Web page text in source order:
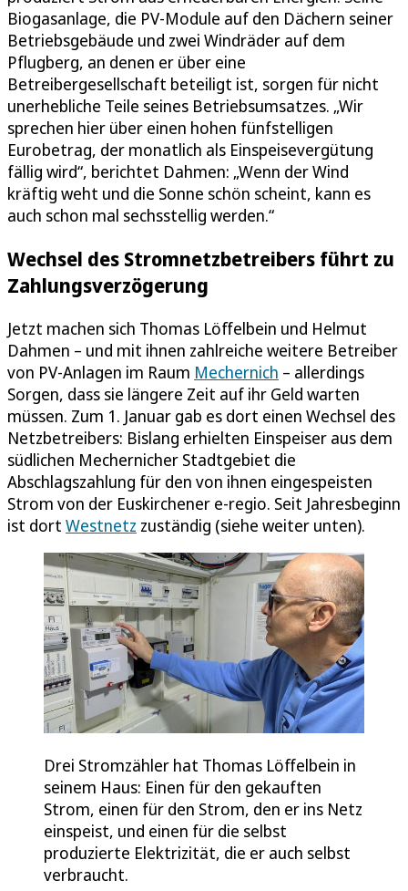
Biogasanlage, die PV-Module auf den Dächern seiner
Betriebsgebäude und zwei Windräder auf dem
Pflugberg, an denen er über eine
Betreibergesellschaft beteiligt ist, sorgen für nicht
unerhebliche Teile seines Betriebsumsatzes. „Wir
sprechen hier über einen hohen fünfstelligen
Eurobetrag, der monatlich als Einspeisevergütung
fällig wird“, berichtet Dahmen: „Wenn der Wind
kräftig weht und die Sonne schön scheint, kann es
auch schon mal sechsstellig werden.“
Wechsel des Stromnetzbetreibers führt zu
Zahlungsverzögerung
Jetzt machen sich Thomas Löffelbein und Helmut
Dahmen – und mit ihnen zahlreiche weitere Betreiber
von PV-Anlagen im Raum Mechernich – allerdings
Sorgen, dass sie längere Zeit auf ihr Geld warten
müssen. Zum 1. Januar gab es dort einen Wechsel des
Netzbetreibers: Bislang erhielten Einspeiser aus dem
südlichen Mechernicher Stadtgebiet die
Abschlagszahlung für den von ihnen eingespeisten
Strom von der Euskirchener e-regio. Seit Jahresbeginn
ist dort Westnetz zuständig (siehe weiter unten).
Drei Stromzähler hat Thomas Löffelbein in
seinem Haus: Einen für den gekauften
Strom, einen für den Strom, den er ins Netz
einspeist, und einen für die selbst
produzierte Elektrizität, die er auch selbst
verbraucht.